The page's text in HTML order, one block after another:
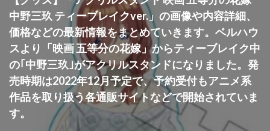
中野三玖 ティーブレイクver.」の画像や内容詳細、
価格などの最新情報をまとめていきます。ベルハウ
スより「映画 五等分の花嫁」からティーブレイク中
の｢中野三玖｣がアクリルスタンドになりました。発
売時期は2022年12月予定で、予約受付もアニメ系
作品を取り扱う各通販サイトなどで開始されていま
す。